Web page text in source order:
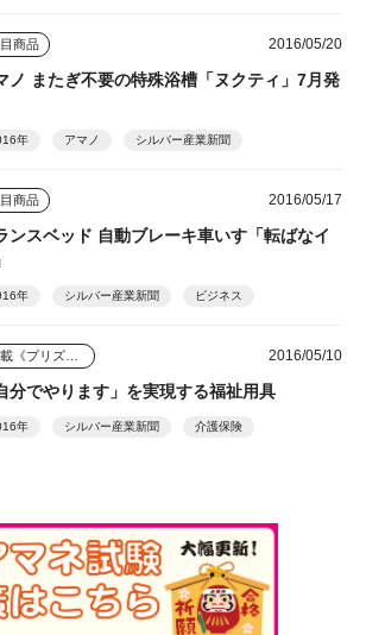
商品 2016/05/20
ノ またぎ不要の特殊浴槽「ヌクティ」7月発
年 アマノ シルバー産業新聞
商品 2016/05/17
ンスベッド 自動ブレーキ車いす「転ばなイ
年 シルバー産業新聞 ビジネス
2016/05/10
分でやります」を実現する福祉用具
年 シルバー産業新聞 介護保険